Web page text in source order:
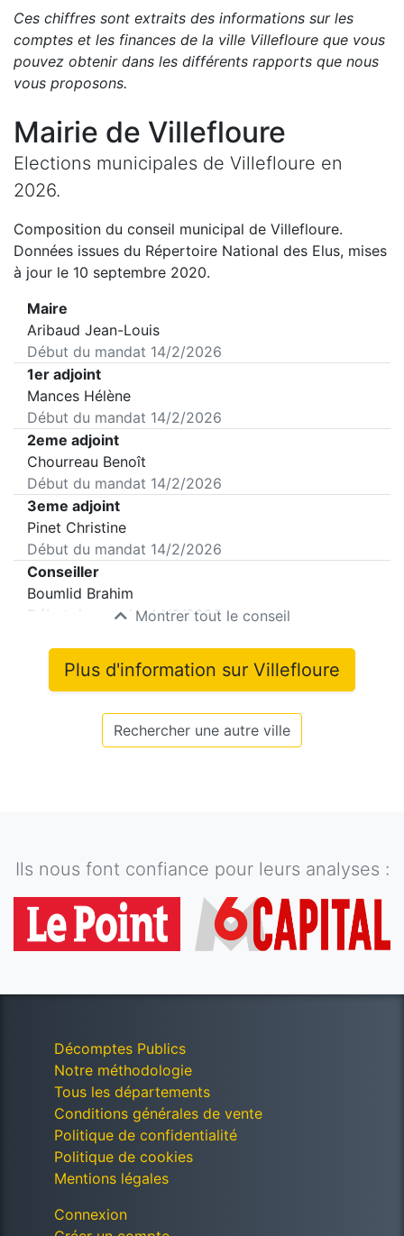
Ces chiffres sont extraits des informations sur les
comptes et les finances de la ville Villefloure que vous
pouvez obtenir dans les différents rapports que nous
vous proposons.
Mairie de Villefloure
Elections municipales de Villefloure en
2026.
Composition du conseil municipal de Villefloure.
Données issues du Répertoire National des Elus, mises
à jour le 10 septembre 2020.
Maire
Aribaud Jean-Louis
Début du mandat 14/2/2026
1er adjoint
Mances Hélène
Début du mandat 14/2/2026
2eme adjoint
Chourreau Benoît
Début du mandat 14/2/2026
3eme adjoint
Pinet Christine
Début du mandat 14/2/2026
Conseiller
Boumlid Brahim
Début du mandat14/2/2026
Montrer tout le conseil
Plus d'information sur Villefloure
Rechercher une autre ville
Ils nous font confiance pour leurs analyses :
Décomptes Publics
Notre méthodologie
Tous les départements
Conditions générales de vente
Politique de confidentialité
Politique de cookies
Mentions légales
Connexion